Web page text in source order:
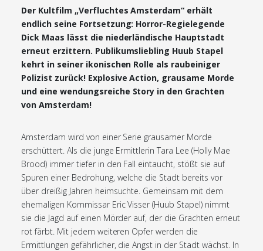
Der Kultfilm „Verfluchtes Amsterdam“ erhält
endlich seine Fortsetzung: Horror-Regielegende
Dick Maas lässt die niederländische Hauptstadt
erneut erzittern. Publikumsliebling Huub Stapel
kehrt in seiner ikonischen Rolle als raubeiniger
Polizist zurück! Explosive Action, grausame Morde
und eine wendungsreiche Story in den Grachten
von Amsterdam!
Amsterdam wird von einer Serie grausamer Morde
erschüttert. Als die junge Ermittlerin Tara Lee (Holly Mae
Brood) immer tiefer in den Fall eintaucht, stößt sie auf
Spuren einer Bedrohung, welche die Stadt bereits vor
über dreißig Jahren heimsuchte. Gemeinsam mit dem
ehemaligen Kommissar Eric Visser (Huub Stapel) nimmt
sie die Jagd auf einen Mörder auf, der die Grachten erneut
rot färbt. Mit jedem weiteren Opfer werden die
Ermittlungen gefährlicher, die Angst in der Stadt wächst. In